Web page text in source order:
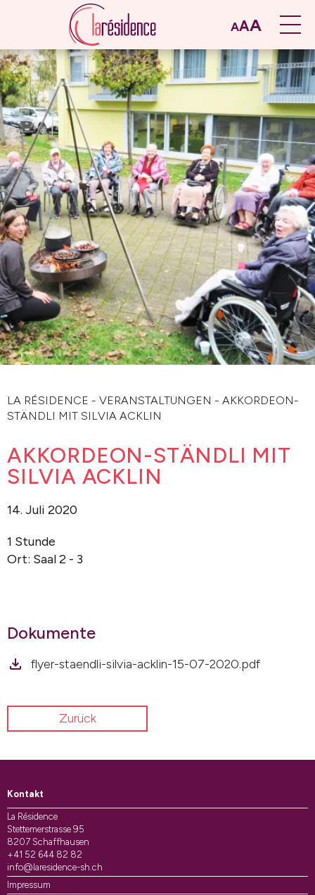
AAA
LA RÉSIDENCE - VERANSTALTUNGEN - AKKORDEON-
STÄNDLI MIT SILVIA ACKLIN
AKKORDEON-STÄNDLI MIT
SILVIA ACKLIN
14. Juli 2020
1 Stunde
Ort: Saal 2 - 3
Dokumente
flyer-staendli-silvia-acklin-15-07-2020.pdf
Zurück
Kontakt
La Résidence
Stettemerstrasse 95
8207 Schaffhausen
+41 52 644 82 82
info@laresidence-sh.ch
Impressum